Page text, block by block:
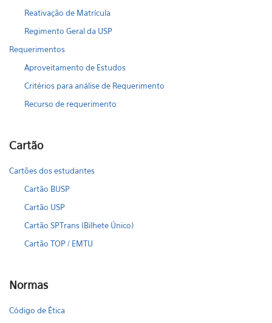
Reativação de Matrícula
Regimento Geral da USP
Requerimentos
Aproveitamento de Estudos
Critérios para análise de Requerimento
Recurso de requerimento
Cartão
Cartões dos estudantes
Cartão BUSP
Cartão USP
Cartão SPTrans (Bilhete Único)
Cartão TOP / EMTU
Normas
Código de Ética